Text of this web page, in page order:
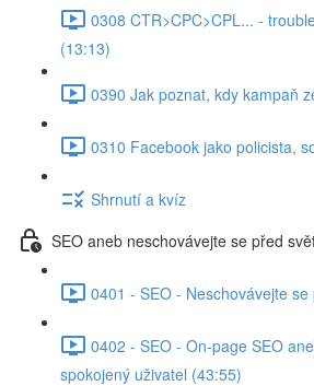
0308 CTR>CPC>CPL... -
(13:13)
0390 Jak poznat, kdy kampaň
0310 Facebook jako policista,
Shrnutí a kvíz
SEO aneb neschovávejte se před
0401 - SEO - Neschovávejte
0402 - SEO - On-page SEO
spokojený uživatel (43:55)